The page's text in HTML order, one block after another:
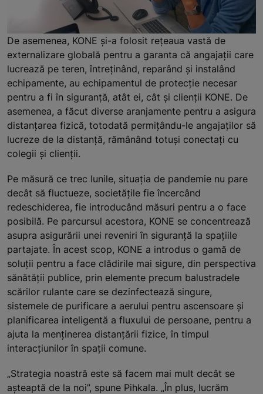
De asemenea, KONE și-a folosit rețeaua vastă de
externalizare globală pentru a garanta că angajații care
lucrează pe teren, întreținând, reparând și instalând
echipamente, au echipamentul de protecție necesar
pentru a fi în siguranță, atât ei, cât și clienții KONE. De
asemenea, a făcut diverse aranjamente pentru a asigura
distanțarea fizică, totodată permițându-le angajaților să
lucreze de la distanță, rămânând totuși conectați cu
colegii și clienții.
Pe măsură ce trec lunile, situația de pandemie nu pare
decât să fluctueze, societățile fie încercând
redeschiderea, fie introducând măsuri pentru a o face
posibilă. Pe parcursul acestora, KONE se concentrează
asupra asigurării unei reveniri în siguranță la spațiile
partajate. În acest scop, KONE a introdus o gamă de
soluții pentru a face clădirile mai sigure, din perspectiva
sănătății publice, prin elemente precum balustradele
scărilor rulante care se dezinfectează singure,
sistemele de purificare a aerului pentru ascensoare și
planificarea inteligentă a fluxului de persoane, pentru a
ajuta la menținerea distanțării fizice, în timpul
interacțiunilor în spații comune.
„Strategia noastră este să facem mai mult decât se
așteaptă de la noi”, spune Pihkala. „În plus, lucrăm